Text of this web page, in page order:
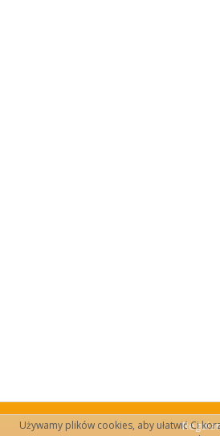
Używamy plików cookies, aby ułatwić Ci